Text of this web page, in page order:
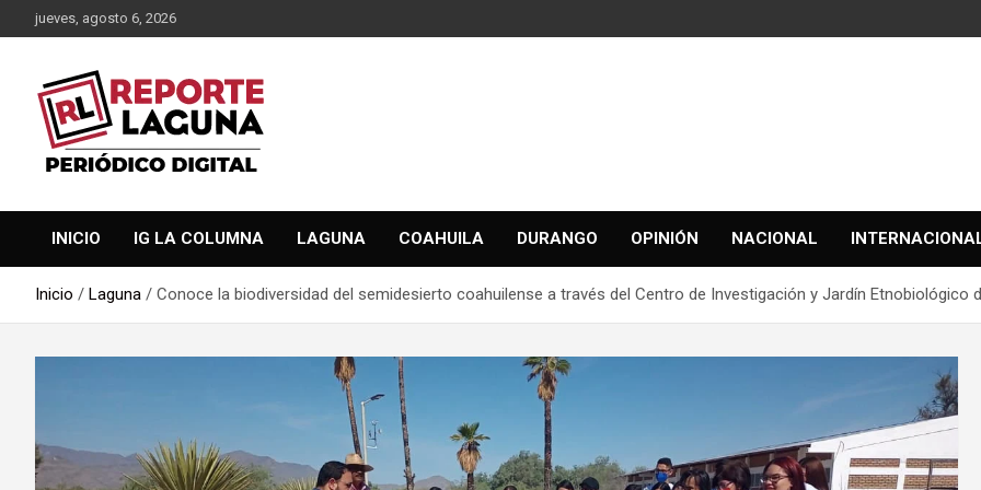
Saltar
al
jueves, agosto 6, 2026
Reporte Laguna
INICIO IG LA COLUMNA LAGUNA COAHUILA DURANGO OPINIÓN NACIONAL
Inicio Laguna Conoce la biodiversidad del semidesierto coahuilense a través del Centro de Investigación y Jardín Etnobiológico